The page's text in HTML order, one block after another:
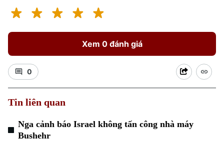
Xem 0 đánh giá
0
Tin liên quan
Nga cảnh báo Israel không tấn công nhà máy
Bushehr